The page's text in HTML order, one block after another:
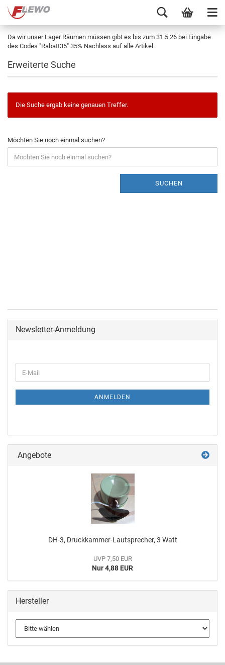
Da wir unser Lager Räumen müssen gibt es bis zum 31.5.26 bei Eingabe
des Codes "Rabatt35" 35% Nachlass auf alle Artikel.
Erweiterte Suche
Die Suche ergab keine genauen Treffer.
Möchten Sie noch einmal suchen?
SUCHEN
Newsletter-Anmeldung
ANMELDEN
Angebote
DH-3, Druckkammer-Lautsprecher, 3 Watt
UVP 7,50 EUR
Nur 4,88 EUR
Hersteller